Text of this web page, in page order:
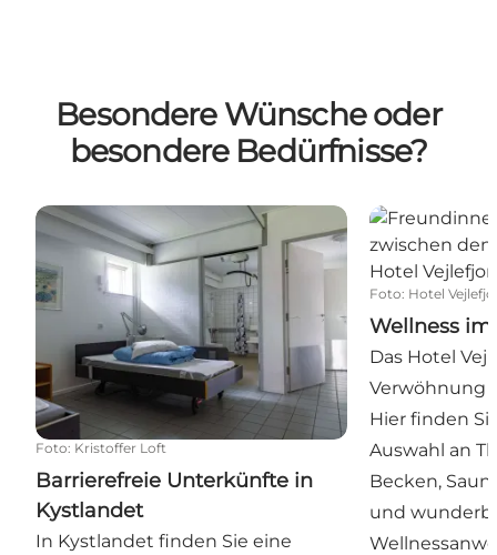
Besondere Wünsche oder
besondere Bedürfnisse?
Barrierefreie Unterkünfte in Kystlandet
Foto: Kristoffer Loft
Barrierefreie Unterkünfte in
Kystlandet
In Kystlandet finden Sie eine
Wellness im
Foto: Hotel
Wellness
Das Hotel
Verwöhnung
Hier finden
Auswahl an
Becken,
und